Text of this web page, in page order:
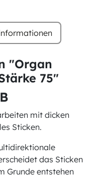
"Organ
75"
mit dicken
Sticken.
das Sticken
Grunde entstehen